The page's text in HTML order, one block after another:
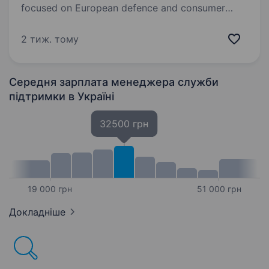
focused on European defence and consumer
of a long history of manufacturing high-quality
2 тиж. тому
Середня зарплата менеджера служби
підтримки в Україні
19 000 грн
32500 грн
51 000 грн
Докладніше